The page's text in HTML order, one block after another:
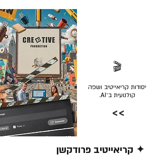
🎬
יסודות קריאייטיב ושפה
קולנועית ב־AI.
>>
✦ קריאייטיב פרודקשן